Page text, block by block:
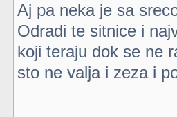
Aj pa neka je sa
Odradi te sitnice i
koji teraju dok se ne
sto ne valja i zeza i